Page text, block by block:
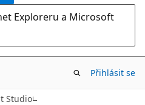
Exploreru a Microsoft
Přihlásit se
Studio